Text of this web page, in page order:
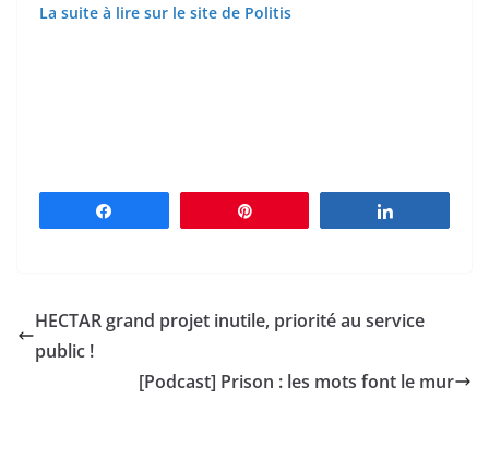
La suite à lire sur le site de Politis
HECTAR grand projet inutile, priorité au service
public !
[Podcast] Prison : les mots font le mur